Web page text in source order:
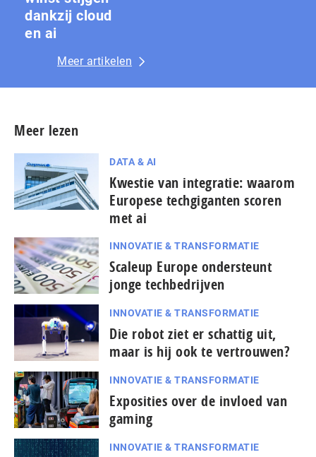
dankzij cloud
en ai
Meer artikelen
Meer lezen
DATA & AI
Kwestie van integratie: waarom
Europese techgiganten scoren
met ai
INNOVATIE & TRANSFORMATIE
Scaleup Europe ondersteunt
jonge techbedrijven
INNOVATIE & TRANSFORMATIE
Die robot ziet er schattig uit,
maar is hij ook te vertrouwen?
INNOVATIE & TRANSFORMATIE
Exposities over de invloed van
gaming
INNOVATIE & TRANSFORMATIE